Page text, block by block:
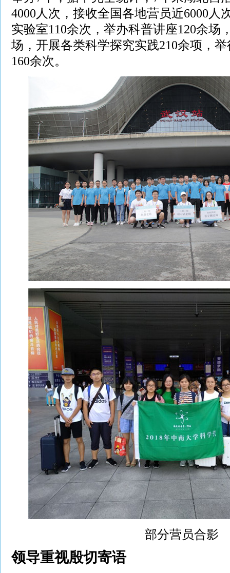
4000人次，接收全国各地营员近6000人
实验室110余次，举办科普讲座120余场
场，开展各类科学探究实践210余项，
160余次。
部分营员合影
领导重视殷切寄语